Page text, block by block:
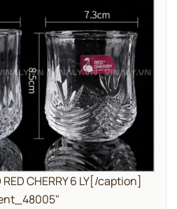
RED CHERRY 6 LY[/caption]